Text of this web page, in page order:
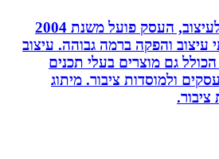
בטי ששון סטודיו לעיצוב, העסק פועל משנת 2004
והפקה ברמה גבוהה. עיצוב
גם מוצרים בעלי תכנים
ולמוסדות ציבור. מיתוג